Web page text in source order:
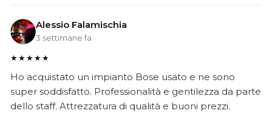
Alessio Falamischia
3 settimane fa
★★★★★
Ho acquistato un impianto Bose usato e ne sono
super soddisfatto. Professionalità e gentilezza da parte
dello staff. Attrezzatura di qualità e buoni prezzi.